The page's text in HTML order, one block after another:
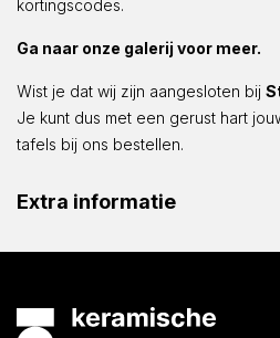
kortingscodes.
Ga naar onze galerij voor meer.
Wist je dat wij zijn aangesloten bij
Je kunt dus met een gerust hart
tafels bij ons bestellen.
Extra informatie